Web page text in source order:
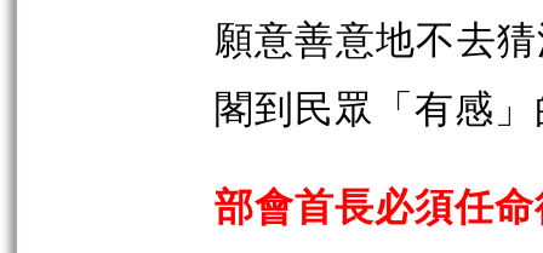
願意善意地不去
閣到民眾「有感
部會首長必須任